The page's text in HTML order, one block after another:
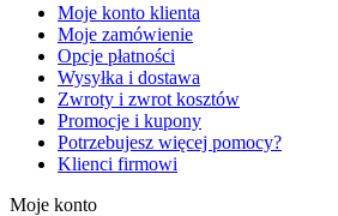
Moje konto klienta
Moje zamówienie
Opcje płatności
Wysyłka i dostawa
Zwroty i zwrot kosztów
Promocje i kupony
Potrzebujesz więcej pomocy?
Klienci firmowi
Moje konto